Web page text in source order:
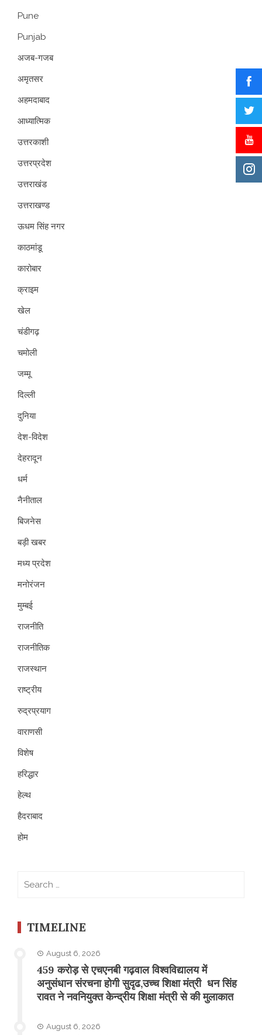
Pune
Punjab
अजब-गजब
अमृतसर
अहमदाबाद
आध्यात्मिक
उत्तरकाशी
उत्तरप्रदेश
उत्तराखंड
उत्तराखण्ड
ऊधम सिंह नगर
काठमांडू
कारोबार
क्राइम
खेल
चंडीगढ़
चमोली
जम्मू
दिल्ली
दुनिया
देश-विदेश
देहरादून
धर्म
नैनीताल
बिजनेस
बड़ी खबर
मध्य प्रदेश
मनोरंजन
मुम्बई
राजनीति
राजनीतिक
राजस्थान
राष्ट्रीय
रुद्रप्रयाग
वाराणसी
विशेष
हरिद्धार
हेल्थ
हैदराबाद
होम
TIMELINE
August 6, 2026
459 करोड़ से एचएनबी गढ़वाल विश्वविद्यालय में
अनुसंधान संरचना होगी सुदृढ,उच्च शिक्षा मंत्री धन सिंह
रावत ने नवनियुक्त केन्द्रीय शिक्षा मंत्री से की मुलाकात
August 6, 2026